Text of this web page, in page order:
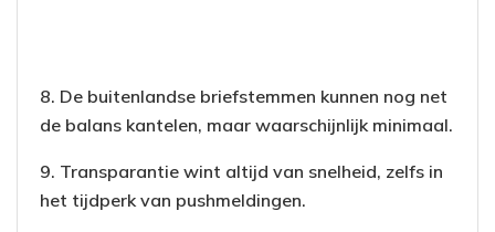
8. De buitenlandse briefstemmen kunnen nog net
de balans kantelen, maar waarschijnlijk minimaal.
9. Transparantie wint altijd van snelheid, zelfs in
het tijdperk van pushmeldingen.